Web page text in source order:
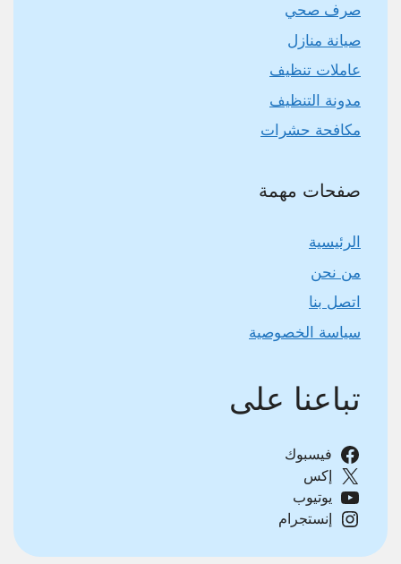
صرف صحي
صيانة منازل
عاملات تنظيف
مدونة التنظيف
مكافحة حشرات
صفحات مهمة
الرئيسية
من نحن
اتصل بنا
سياسة الخصوصية
تباعنا على
فيسبوك
إكس
يوتيوب
إنستجرام